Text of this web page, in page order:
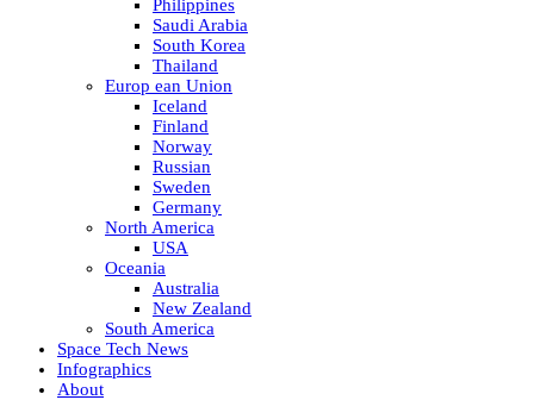
Philippines
Saudi Arabia
South Korea
Thailand
Europ ean Union
Iceland
Finland
Norway
Russian
Sweden
Germany
North America
USA
Oceania
Australia
New Zealand
South America
Space Tech News
Infographics
About